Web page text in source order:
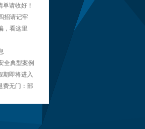
单请收好！
招请记牢
，看这里
全典型案例
期即将进入
费无门：部